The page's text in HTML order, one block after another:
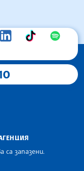
са запазени.